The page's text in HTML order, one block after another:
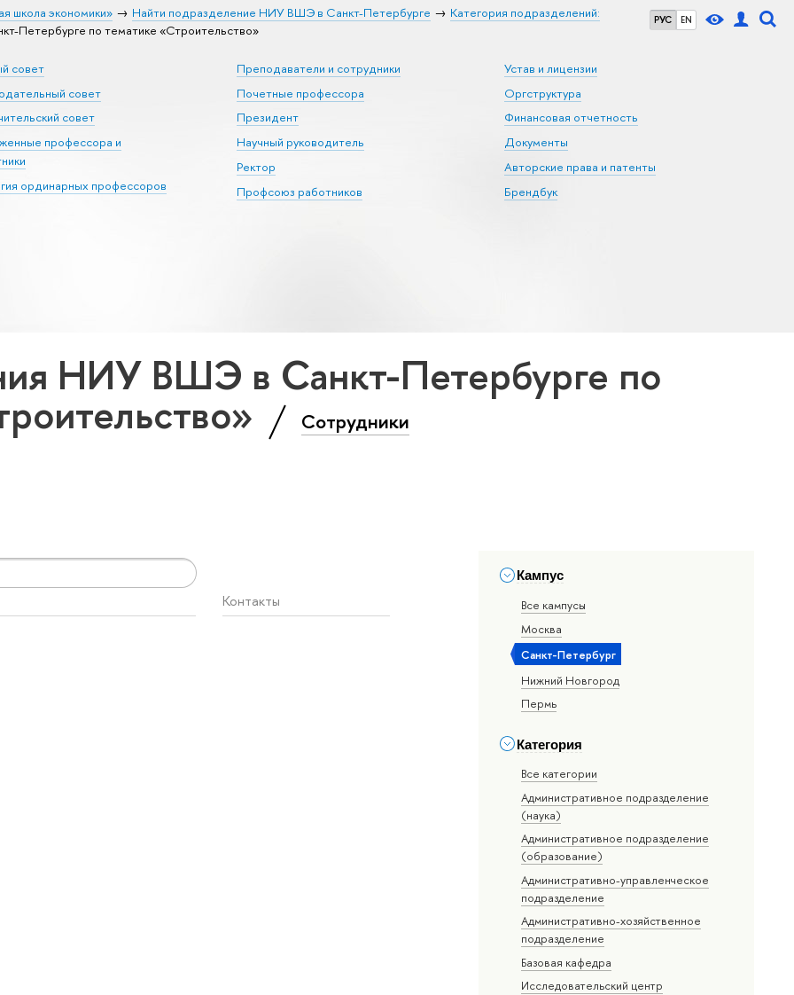
РУС EN
школа экономики» Найти подразделение НИУ ВШЭ в Санкт-Петербурге
Категория подразделений:
Петербурге по тематике «Строительство»
совет
совет
совет
профессора и
ординарных профессоров
Преподаватели и сотрудники
Почетные профессора
Президент
Научный руководитель
Ректор
Профсоюз работников
Устав и лицензии
Оргструктура
Финансовая отчетность
Документы
Авторские права и патенты
Брендбук
НИУ ВШЭ в Санкт-Петербурге по
Сотрудники
Кампус
Все кампусы
Москва
Санкт-Петербург
Нижний Новгород
Пермь
Категория
Все категории
Административное подразделение
(наука)
Административное подразделение
(образование)
Административно-управленческое
подразделение
Административно-хозяйственное
подразделение
Базовая кафедра
Исследовательский центр
Контакты